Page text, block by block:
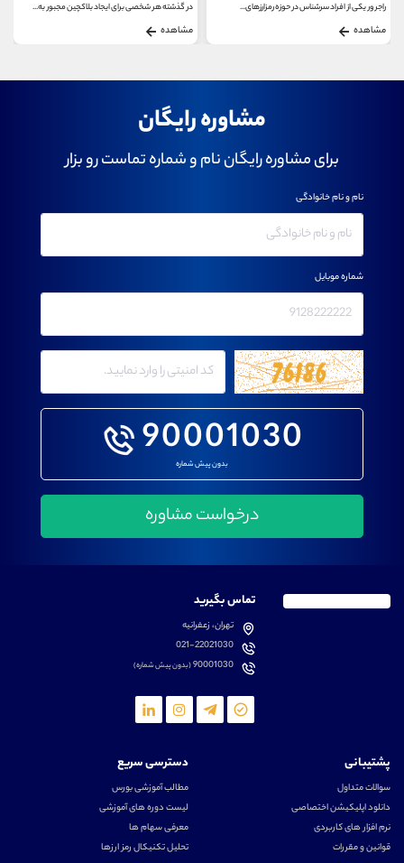
راجر ور یکی از افراد سرشناس در حوزه رمزارزهای...
مشاهده
در گذشته هر شخصی برای ایجاد بلاکچین مجبور به...
مشاهده
مشاوره رایگان
برای مشاوره رایگان نام و شماره تماست رو بزار
90001030
بدون پیش شماره
نام و نام خانوادگی
شماره موبایل
تماس بگیرید
تهران، زعفرانیه
021-22021030
90001030(بدون پیش شماره)
پشتیبانی
سوالات متداول
دانلود اپلیکیشن اختصاصی
نرم افزار های کاربردی
قوانین و مقررات
دسترسی سریع
مطالب آموزشی بورس
لیست دوره های آموزشی
معرفی سهام ها
تحلیل تکنیکال رمز ارزها